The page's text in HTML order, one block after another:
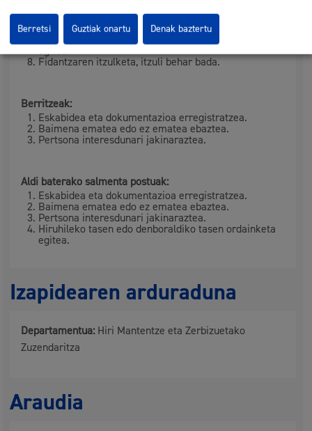
Bi hiruhilekoren zenbatekoaren fidantzaren gordailua
egitea.
Hiruhileko tasen edo denboraldiko tasen ordainketa
egitea.
Fidantzaren itzulketa, itzuli behar bada.
Berritzeak:
Eskabidea eta dokumentazioa erregistratzea.
Baimena ematea edo ez ematea ebaztea.
Pertsona interesdunari jakinaraztea.
Aldi baterako salmenta postuak:
Eskabidea eta dokumentazioa erregistratzea.
Baimena ematea edo ez ematea ebaztea.
Pertsona interesdunari jakinaraztea.
Hiruhileko tasen edo denboraldiko tasen ordainketa
egitea.
Izapidearen arduraduna
Departamentua: Hiri Mantentze eta Zerbizuetako
Zuzendaritza
Araudia
Denak baztertu
Berretsi Guztiak onartu